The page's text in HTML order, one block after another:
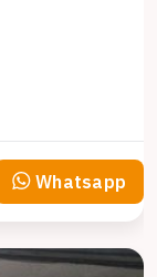
Whatsapp